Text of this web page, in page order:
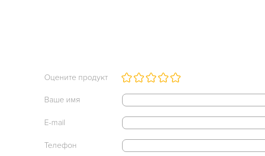
Оцените продукт
Ваше имя
E-mail
Телефон